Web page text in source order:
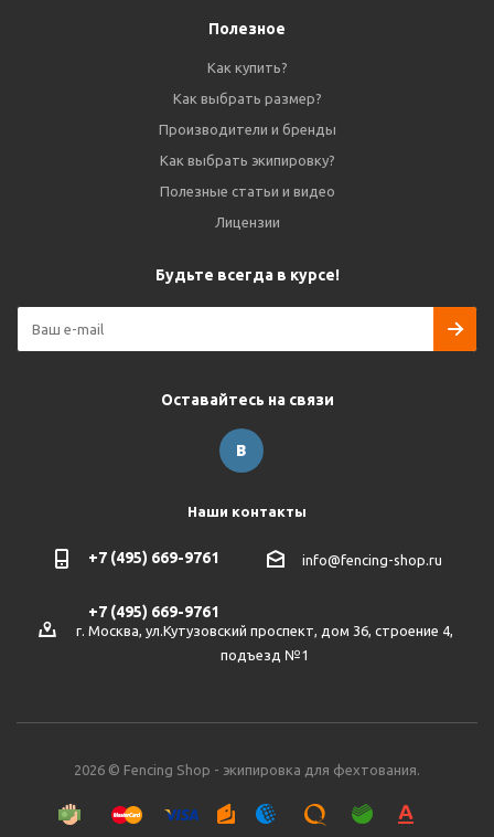
Полезное
Как купить?
Как выбрать размер?
Производители и бренды
Как выбрать экипировку?
Полезные статьи и видео
Лицензии
Будьте всегда в курсе!
Оставайтесь на связи
Наши контакты
+7 (495) 669-9761
+7 (495) 669-9761
info@fencing-shop.ru
г. Москва, ул.Кутузовский проспект, дом 36, строение 4,
подъезд №1
2026 © Fencing Shop - экипировка для фехтования.